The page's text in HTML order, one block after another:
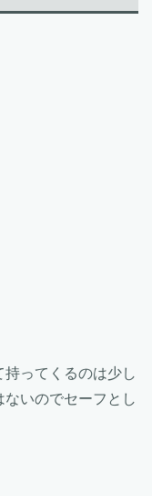
ってくるのは少し
いのでセーフとし